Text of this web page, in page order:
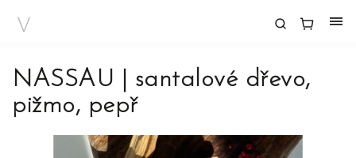
NASSAU | santalové dřevo,
pižmo, pepř